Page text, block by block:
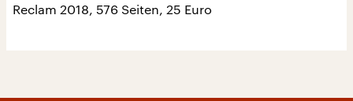
Reclam 2018, 576 Seiten, 25 Euro